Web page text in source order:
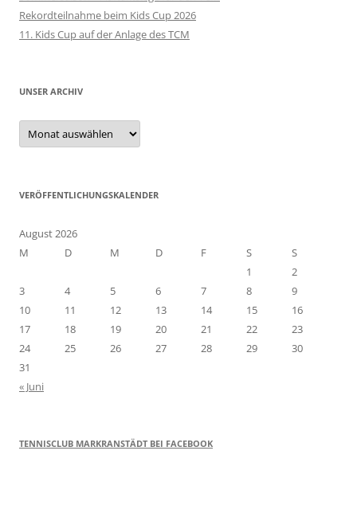
Rekordteilnahme beim Kids Cup 2026
11. Kids Cup auf der Anlage des TCM
UNSER ARCHIV
Unser
Archiv
VERÖFFENTLICHUNGSKALENDER
August 2026
M
D M D F S
S
1
2
3
4 5 6 7 8
9
10
11 12 13 14 15
16
17
18 19 20 21 22
23
24
25 26 27 28 29
30
31
« Juni
TENNISCLUB MARKRANSTÄDT BEI FACEBOOK